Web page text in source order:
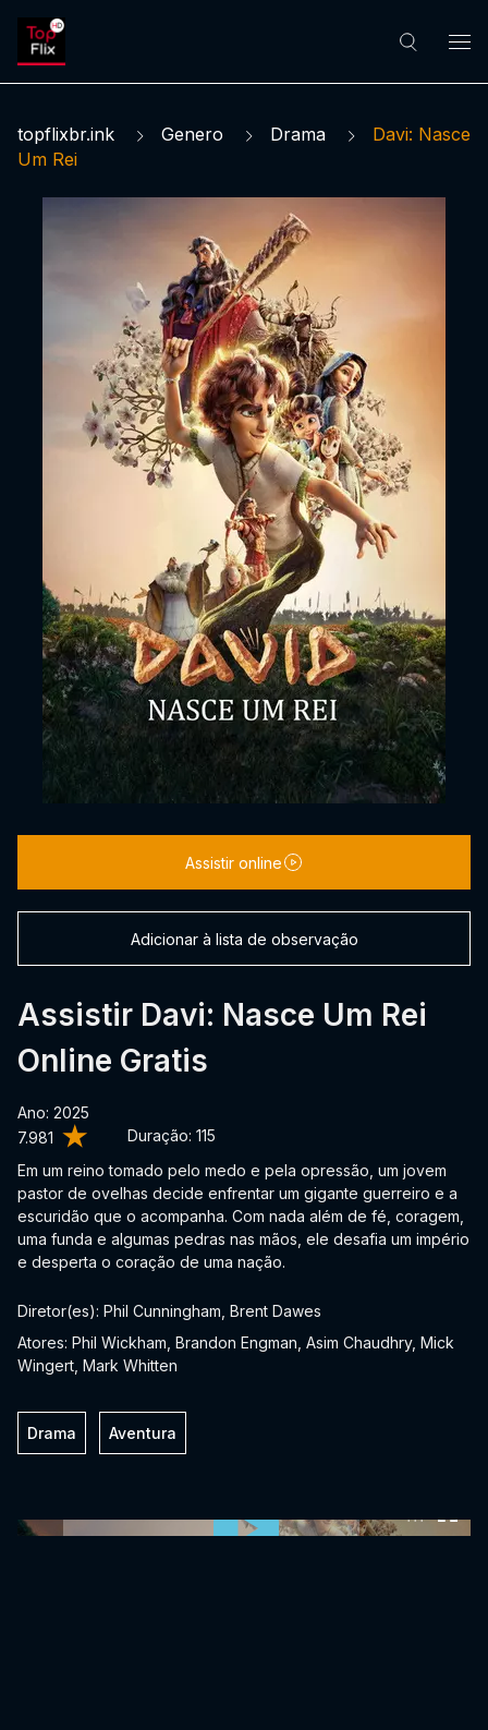
topflixbr.ink Genero Drama
Davi: Nasce
Um Rei
7.981 Duração: 115
Assistir Davi: Nasce Um Rei
Online Gratis
Ano: 2025
Em um reino tomado pelo medo e pela opressão, um jovem
pastor de ovelhas decide enfrentar um gigante guerreiro e a
escuridão que o acompanha. Com nada além de fé, coragem,
uma funda e algumas pedras nas mãos, ele desafia um império
e desperta o coração de uma nação.
Assistir online
Adicionar à lista de observação
Diretor(es): Phil Cunningham, Brent Dawes
Atores: Phil Wickham, Brandon Engman, Asim Chaudhry, Mick
Wingert, Mark Whitten
Drama Aventura